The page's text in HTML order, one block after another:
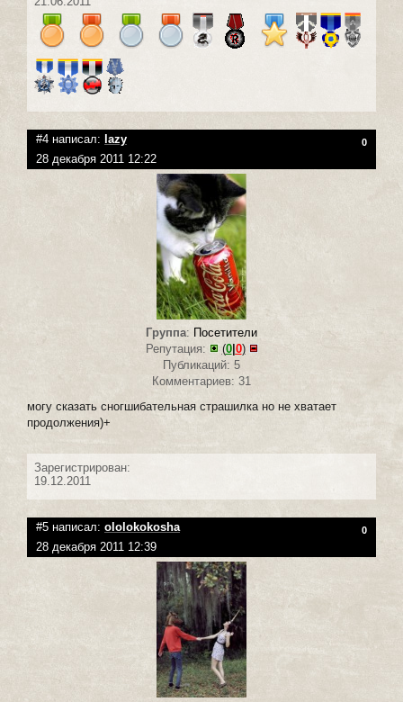
#4 написал: lazy 0
28 декабря 2011 12:22
Группа: Посетители
Репутация:
(0| 0)
Публикаций: 5
Комментариев: 31
могу сказать сногшибательная страшилка но не хватает
продолжения)+
Зарегистрирован:
19.12.2011
#5 написал: ololokokosha 0
28 декабря 2011 12:39